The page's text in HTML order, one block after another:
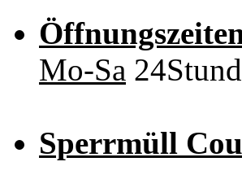
Mo-Sa
Sperrmüll